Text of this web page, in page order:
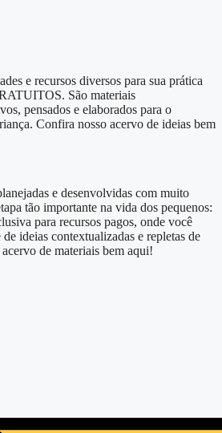
e recursos diversos para sua prática
São materiais
pensados e elaborados para o
Confira nosso acervo de ideias bem
e desenvolvidas com muito
tão importante na vida dos pequenos:
para recursos pagos, onde você
ideias contextualizadas e repletas de
de materiais bem aqui!